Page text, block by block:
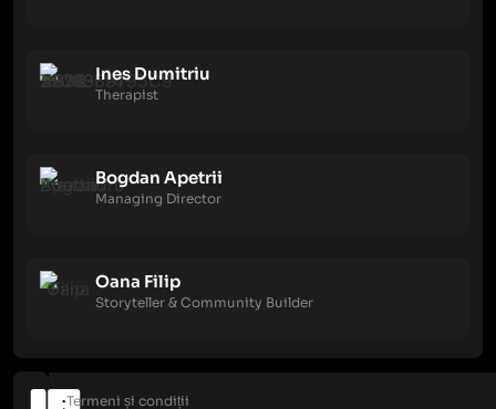
Ines Dumitriu
Therapist
Bogdan Apetrii
Managing Director
Oana Filip
Storyteller & Community Builder
Termeni și condiții